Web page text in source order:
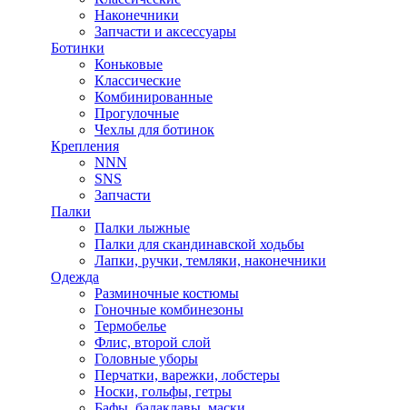
Наконечники
Запчасти и аксессуары
Ботинки
Коньковые
Классические
Комбинированные
Прогулочные
Чехлы для ботинок
Крепления
NNN
SNS
Запчасти
Палки
Палки лыжные
Палки для скандинавской ходьбы
Лапки, ручки, темляки, наконечники
Одежда
Разминочные костюмы
Гоночные комбинезоны
Термобелье
Флис, второй слой
Головные уборы
Перчатки, варежки, лобстеры
Носки, гольфы, гетры